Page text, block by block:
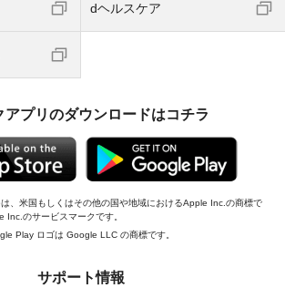
dヘルスケア
アプリのダウンロードはコチラ
、米国もしくはその他の国や地域におけるApple Inc.の商標で
のサービスマークです。
Play ロゴは Google LLC の商標です。
サポート情報